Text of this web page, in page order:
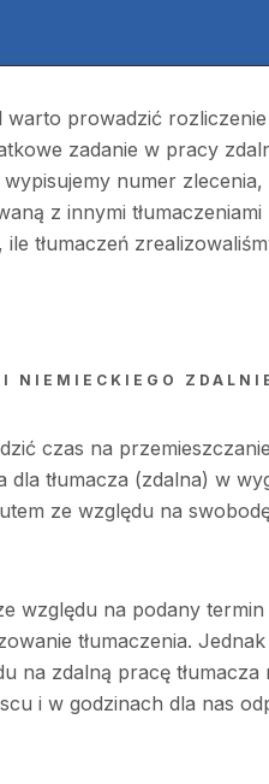
prowadzić
zadanie w pracy
numer
z innymi tłumaczeniami
tłumaczeń
NIEMIECKIEGO
czas na
tłumacza (zdalna) w
ze względu na
względu na podany termin
tłumaczenia.
na zdalną pracę tłumacza
i w godzinach dla nas